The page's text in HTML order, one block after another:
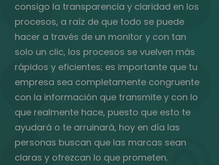
consigo la transparencia y claridad en los
procesos, a raíz de que todo se puede
hacer a través de un monitor y con tan
solo un clic, los procesos se vuelven más
rápidos y eficientes; es importante que tu
empresa sea completamente congruente
con la información que transmite y con lo
que realmente hace, puesto que esto te
ayudará o te arruinará, hoy en día las
personas buscan que las marcas sean
claras y ofrezcan lo que prometen.